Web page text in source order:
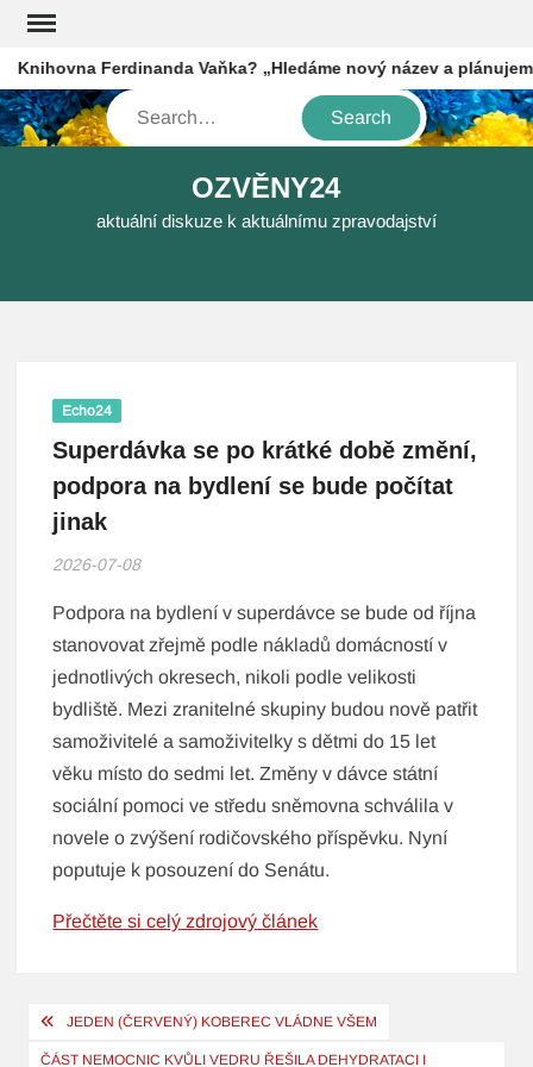
Skip
content
Ferdinanda Vaňka? „Hledáme nový název a plánujeme
Search
OZVĚNY24
aktuální diskuze k aktuálnímu zpravodajství
Echo24
Superdávka se po krátké době změní,
podpora na bydlení se bude počítat
jinak
2026-07-08
Podpora na bydlení v superdávce se bude od října
stanovovat zřejmě podle nákladů domácností v
jednotlivých okresech, nikoli podle velikosti
bydliště. Mezi zranitelné skupiny budou nově patřit
samoživitelé a samoživitelky s dětmi do 15 let
věku místo do sedmi let. Změny v dávce státní
sociální pomoci ve středu sněmovna schválila v
novele o zvýšení rodičovského příspěvku. Nyní
poputuje k posouzení do Senátu.
Přečtěte si celý zdrojový článek
Navigace
JEDEN (ČERVENÝ) KOBEREC VLÁDNE VŠEM
ČÁST NEMOCNIC KVŮLI VEDRU ŘEŠILA DEHYDRATACI I